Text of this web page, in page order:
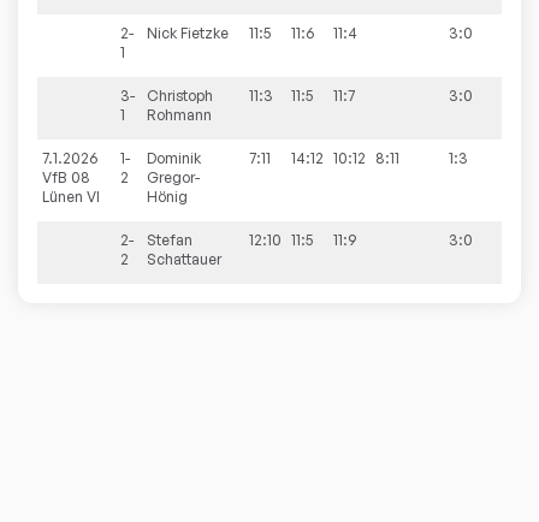
2-
1
Nick Fietzke 11:5 11:6 11:4 3:0
3-
1
Christoph
Rohmann
11:3 11:5 11:7 3:0
7.1.2026
VfB 08
Lünen VI
1-
2
Dominik
Gregor-
Hönig
7:11 14:12 10:12 8:11 1:3
2-
2
Stefan
Schattauer
12:10 11:5 11:9 3:0